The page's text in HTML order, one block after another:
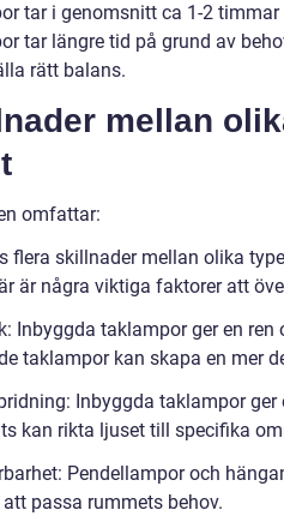
tar i genomsnitt ca 1-2
tar längre tid på grund av
rätt balans.
mellan
omfattar:
flera skillnader mellan olika
är några viktiga faktorer att
Inbyggda taklampor ger en
taklampor kan skapa en mer
Inbyggda taklampor
kan rikta ljuset till specifika
Pendellampor och
passa rummets behov.